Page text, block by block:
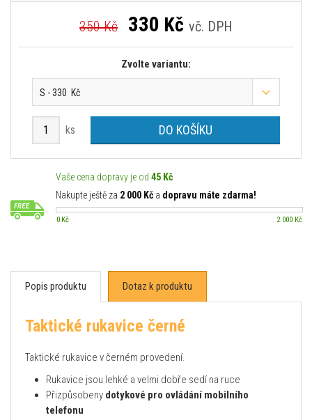
350 Kč 330 Kč vč. DPH
Zvolte variantu:
S - 330 Kč
ks DO KOŠÍKU
Vaše cena dopravy je od 45 Kč
Nakupte ještě za 2 000 Kč a dopravu máte zdarma!
0 Kč 2 000 Kč
Popis produktu Dotaz k produktu
Taktické rukavice černé
Taktické rukavice v černém provedení.
Rukavice jsou lehké a velmi dobře sedí na ruce
Přizpůsobeny dotykové pro ovládání mobilního
telefonu